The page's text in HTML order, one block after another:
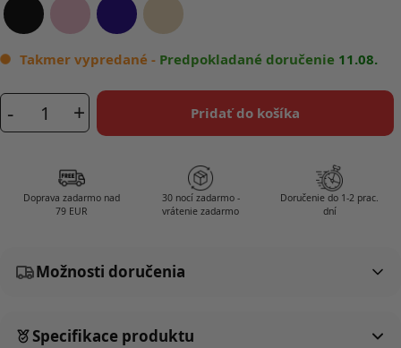
Čierna Ružová Tmavo modrá
Zlatá
Takmer vypredané - Predpokladané doručenie 11.08.
množstvo
Hodvábna
maska
Victoria
- + Pridať do košíka
Doprava zadarmo nad
79 EUR
30 nocí zadarmo -
vrátenie zadarmo
Doručenie do 1-2 prac.
dní
Možnosti doručenia
Specifikace produktu